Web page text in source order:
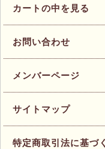
カートの中を見る
お問い合わせ
メンバーページ
サイトマップ
特定商取引法に基づ